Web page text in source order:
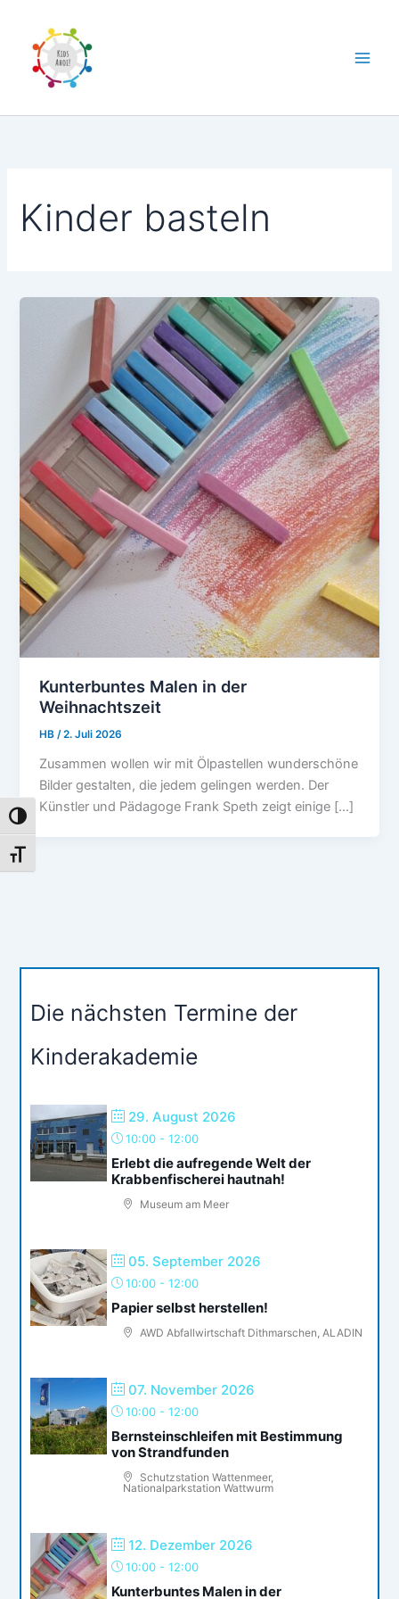
Umschalten auf hohe Kontraste
Schrift vergrößern
springen
Kinder basteln
Kunterbuntes Malen in der
Weihnachtszeit
HB/2. Juli 2026
Zusammen wollen wir mit Ölpastellen wunderschöne
Bilder gestalten, die jedem gelingen werden. Der
Künstler und Pädagoge Frank Speth zeigt einige […]
Die nächsten Termine der
Kinderakademie
29. August 2026
10:00 -12:00
Erlebt die aufregende Welt der
Krabbenfischerei hautnah!
Museum am Meer
05. September 2026
10:00 -12:00
Papier selbst herstellen!
AWD Abfallwirtschaft Dithmarschen, ALADIN
07. November 2026
10:00 -12:00
Bernsteinschleifen mit Bestimmung
von Strandfunden
Schutzstation Wattenmeer,
Nationalparkstation Wattwurm
12. Dezember 2026
10:00 -12:00
Kunterbuntes Malen in der